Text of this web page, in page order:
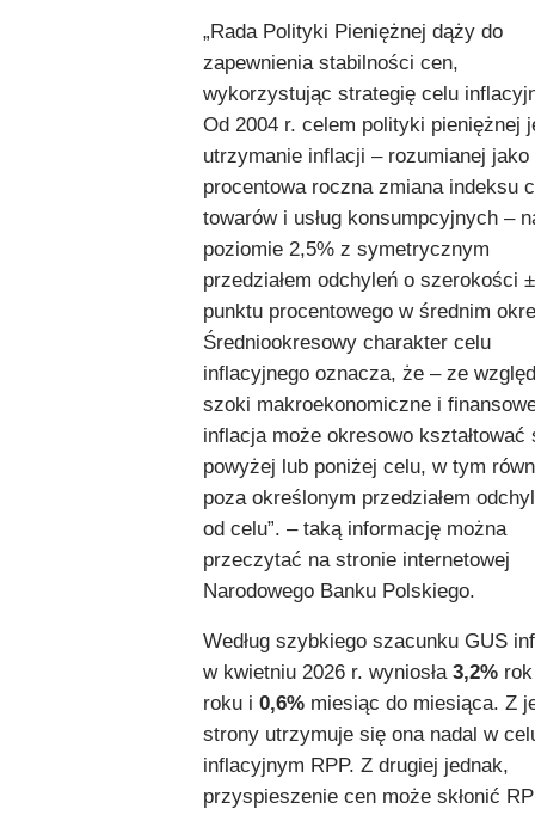
„Rada Polityki Pieniężnej dąży do
zapewnienia stabilności cen,
wykorzystując strategię celu
Od 2004 r. celem polityki pieniężnej
utrzymanie inflacji – rozumianej jako
procentowa roczna zmiana indeksu
towarów i usług konsumpcyjnych –
poziomie 2,5% z symetrycznym
przedziałem odchyleń o szerokości
punktu procentowego w średnim
Średniookresowy charakter celu
inflacyjnego oznacza, że – ze
szoki makroekonomiczne i
inflacja może okresowo kształtować
powyżej lub poniżej celu, w tym
poza określonym przedziałem
od celu”. – taką informację można
przeczytać na stronie internetowej
Narodowego Banku Polskiego.
Według szybkiego szacunku GUS
w kwietniu 2026 r. wyniosła 3,2%
roku i 0,6% miesiąc do miesiąca. Z
strony utrzymuje się ona nadal w
inflacyjnym RPP. Z drugiej jednak,
przyspieszenie cen może skłonić